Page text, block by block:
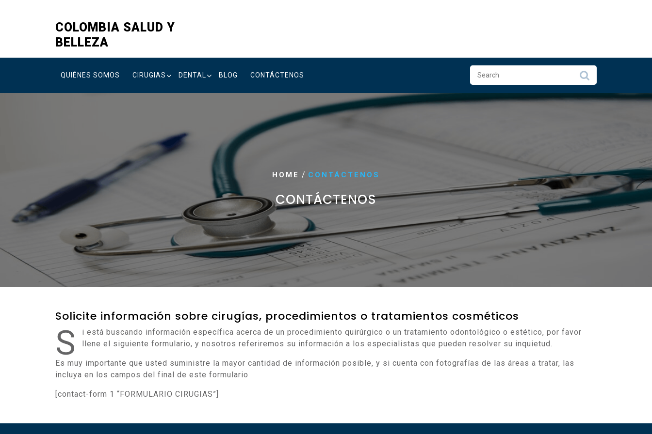
COLOMBIA SALUD Y
BELLEZA
QUIÉNES SOMOS CIRUGIAS DENTAL BLOG CONTÁCTENOS
HOME / CONTÁCTENOS
CONTÁCTENOS
Solicite información sobre cirugías, procedimientos o tratamientos cosméticos
S
i está buscando información específica acerca de un procedimiento quirúrgico o un tratamiento odontológico o estético, por favor
llene el siguiente formulario, y nosotros referiremos su información a los especialistas que pueden resolver su inquietud.
Es muy importante que usted suministre la mayor cantidad de información posible, y si cuenta con fotografías de las áreas a tratar, las
incluya en los campos del final de este formulario
[contact-form 1 “FORMULARIO CIRUGIAS”]